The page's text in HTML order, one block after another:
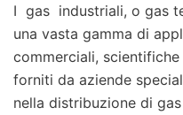
I gas industriali, o gas
una vasta gamma di
commerciali,
forniti da aziende
nella distribuzione di